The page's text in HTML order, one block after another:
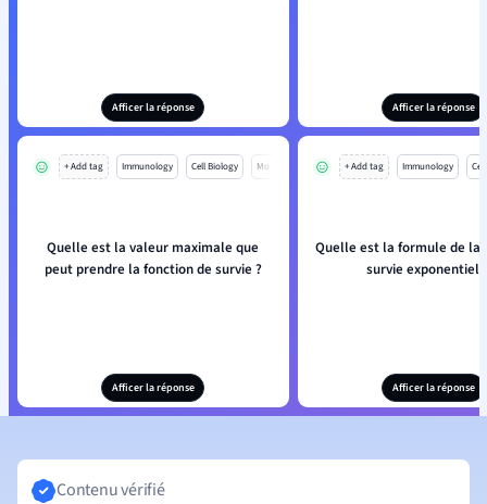
Afficer la réponse Afficer la réponse
+ Add tag Immunology Cell Biology Mo
Quelle est la valeur maximale que
peut prendre la fonction de survie ?
Afficer la réponse
+ Add tag Immunology
Quelle est la formule de la
survie
Afficer la réponse
Contenu vérifié